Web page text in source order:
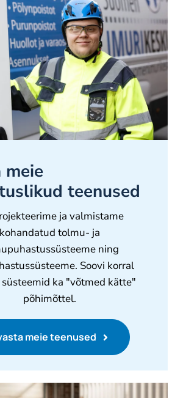
meie
teenused
ja valmistame
kohandatud tolmu- ja
ning
Soovi korral
ka "võtmed kätte"
põhimõttel.
meie teenused